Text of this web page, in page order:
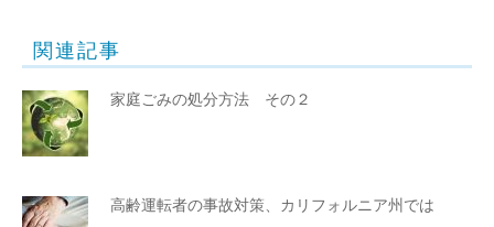
関連記事
家庭ごみの処分方法 その２
高齢運転者の事故対策、カリフォルニア州では